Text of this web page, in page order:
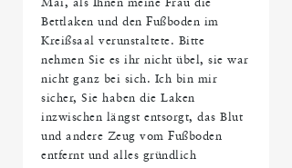
Mai, als Ihnen meine Frau die
Bettlaken und den Fußboden im
Kreißsaal verunstaltete. Bitte
nehmen Sie es ihr nicht übel, sie war
nicht ganz bei sich. Ich bin mir
sicher, Sie haben die Laken
inzwischen längst entsorgt, das Blut
und andere Zeug vom Fußboden
entfernt und alles gründlich